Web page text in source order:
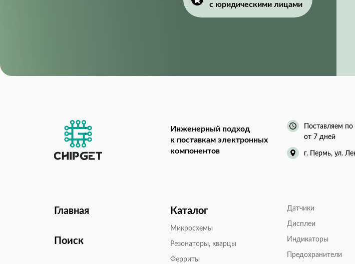
с юридическими лицами
Инженерный подход
к поставкам электронных
компонентов
Поставляем по
от 7 дней
г. Пермь, ул.
Главная
Поиск
Каталог
Микросхемы
Резонаторы, кварцы
Ферриты
Датчики
Дисплеи
Индикаторы
Предохранители